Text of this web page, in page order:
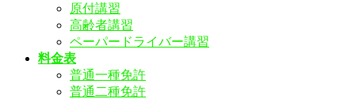
原付講習
高齢者講習
ペーパードライバー講習
料金表
普通一種免許
普通二種免許